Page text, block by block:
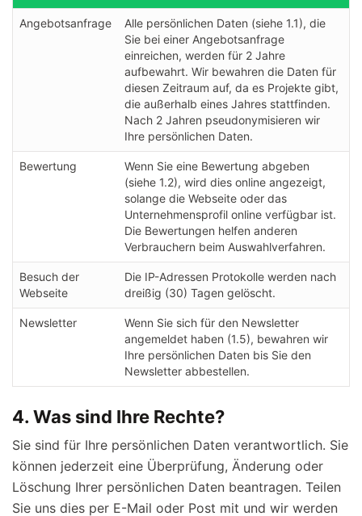
Angebotsanfrage
Alle persönlichen Daten (siehe 1.1), die
Sie bei einer Angebotsanfrage
einreichen, werden für 2 Jahre
aufbewahrt. Wir bewahren die Daten für
diesen Zeitraum auf, da es Projekte gibt,
die außerhalb eines Jahres stattfinden.
Nach 2 Jahren pseudonymisieren wir
Ihre persönlichen Daten.
Bewertung
Wenn Sie eine Bewertung abgeben
(siehe 1.2), wird dies online angezeigt,
solange die Webseite oder das
Unternehmensprofil online verfügbar ist.
Die Bewertungen helfen anderen
Verbrauchern beim Auswahlverfahren.
Besuch der
Webseite
Die IP-Adressen Protokolle werden nach
dreißig (30) Tagen gelöscht.
Newsletter
Wenn Sie sich für den Newsletter
angemeldet haben (1.5), bewahren wir
Ihre persönlichen Daten bis Sie den
Newsletter abbestellen.
4. Was sind Ihre Rechte?
Sie sind für Ihre persönlichen Daten verantwortlich. Sie
können jederzeit eine Überprüfung, Änderung oder
Löschung Ihrer persönlichen Daten beantragen. Teilen
Sie uns dies per E-Mail oder Post mit und wir werden